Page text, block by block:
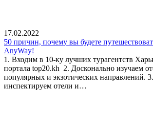
17.02.2022
50 причин, почему вы будете
AnyWay!
1. Входим в 10-ку лучших турагентств
портала top20.kh 2. Досконально изучаем
популярных и экзотических направлений.
инспектируем отели и…